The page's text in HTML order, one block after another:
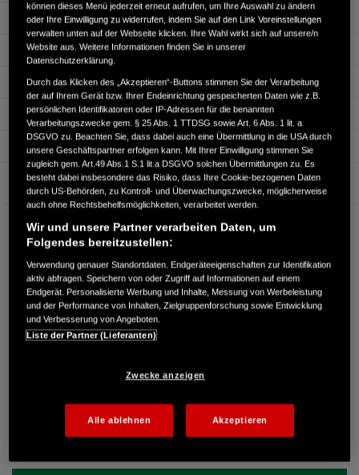
Türen 5
Leistung 135 kW / 184 PS
Hubraum 1.993 cm³
Erstzulassung 06.2025
Bauart SUV
Garantie
RUDOLPH AUTOMOBILE GMBH
Am Cröstener Weg 2
RUFEN SIE UNS AN:
03671 534621
Händler kontaktieren
E-MAIL-ANFRAGE
können dieses Menü jederzeit erneut aufrufen, um Ihre Auswahl zu ändern
oder Ihre Einwilligung zu widerrufen, indem Sie auf den Link Voreinstellungen
verwalten unten auf der Webseite klicken. Ihre Wahl wirkt sich auf unsere/n
Website aus. Weitere Informationen finden Sie in unserer
Datenschutzerklärung.
Durch das Klicken des „Akzeptieren“-Buttons stimmen Sie der Verarbeitung
der auf Ihrem Gerät bzw. Ihrer Endeinrichtung gespeicherten Daten wie z.B.
persönlichen Identifikatoren oder IP-Adressen für die benannten
Verarbeitungszwecke gem. § 25 Abs. 1 TTDSG sowie Art. 6 Abs. 1 lit. a
DSGVO zu. Beachten Sie, dass dabei auch eine Übermittlung in die USA durch
unsere Geschäftspartner erfolgen kann. Mit Ihrer Einwilligung stimmen Sie
zugleich gem. Art.49 Abs.1 S.1 lit.a DSGVO solchen Übermittlungen zu. Es
besteht dabei insbesondere das Risiko, dass Ihre Cookie-bezogenen Daten
durch US-Behörden, zu Kontroll- und Überwachungszwecke, möglicherweise
auch ohne Rechtsbehelfsmöglichkeiten, verarbeitet werden.
Wir und unsere Partner verarbeiten Daten, um
Folgendes bereitzustellen:
Verwendung genauer Standortdaten. Endgeräteeigenschaften zur Identifikation
aktiv abfragen. Speichern von oder Zugriff auf Informationen auf einem
Endgerät. Personalisierte Werbung und Inhalte, Messung von Werbeleistung
und der Performance von Inhalten, Zielgruppenforschung sowie Entwicklung
und Verbesserung von Angeboten.
Liste der Partner (Lieferanten)
Zwecke anzeigen
Alle ablehnen Akzeptieren